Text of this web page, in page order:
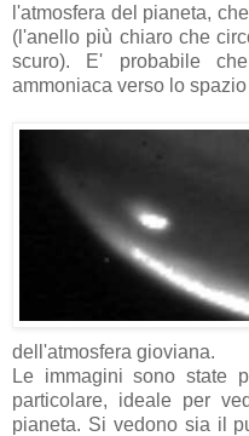
l'atmosfera del pianeta,
(l'anello più chiaro che
scuro). E' probabile
ammoniaca verso lo
dell'atmosfera gioviana.
Le immagini sono state
particolare, ideale per
pianeta. Si vedono sia il